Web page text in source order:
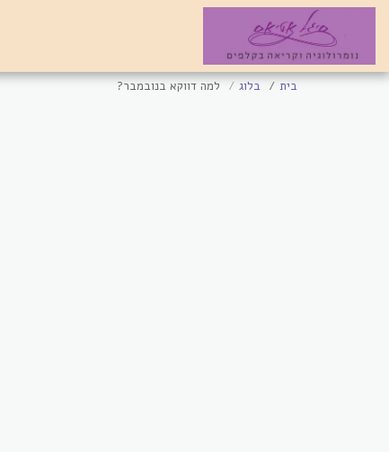
בית בלוג למה דווקא בנובמבר?